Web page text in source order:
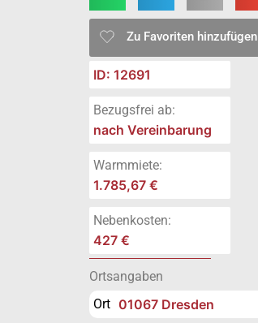
Zu Favoriten hinzufügen
ID: 12691
Bezugsfrei ab:
nach Vereinbarung
Warmmiete:
1.785,67 €
Nebenkosten:
427 €
Ortsangaben
Ort 01067 Dresden